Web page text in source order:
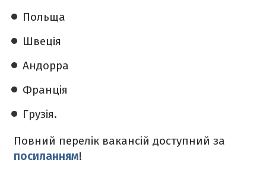
Польща
Швеція
Андорра
Франція
Грузія.
Повний перелік вакансій доступний за
посиланням!